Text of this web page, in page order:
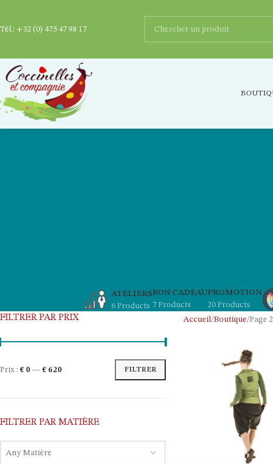
ATELIERS
6 Products
BON CADEAU
7 Products
PROMOTION
20 Products
FILTRER PAR PRIX
FILTRER
Prix : € 0 — € 620
FILTRER PAR MATIÈRE
Any Matière
Accueil Boutique Page
Tél.: +32 (0) 475 47 98 17